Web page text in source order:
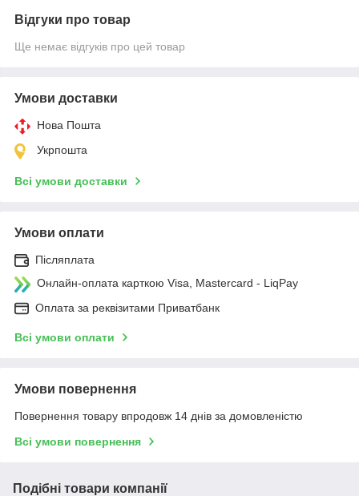
Відгуки про товар
Ще немає відгуків про цей товар
Умови доставки
Нова Пошта
Укрпошта
Всі умови доставки
Умови оплати
Післяплата
Онлайн-оплата карткою Visa, Mastercard - LiqPay
Оплата за реквізитами Приватбанк
Всі умови оплати
Умови повернення
Повернення товару впродовж 14 днів за домовленістю
Всі умови повернення
Подібні товари компанії